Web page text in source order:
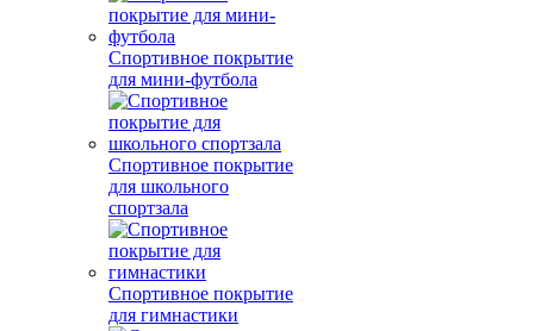
Спортивное покрытие
для мини-футбола
Спортивное покрытие
для школьного
спортзала
Спортивное покрытие
для гимнастики